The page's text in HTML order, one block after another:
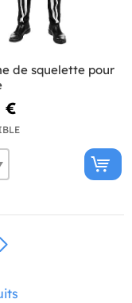
de squelette pour
€